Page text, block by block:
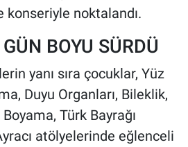
konseriyle noktalandı.
BOYU SÜRDÜ
yanı sıra çocuklar, Yüz
Duyu Organları, Bileklik,
Türk Bayrağı
atölyelerinde eğlenceli